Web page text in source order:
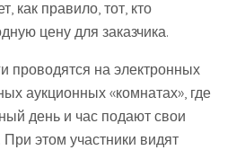
как правило, тот, кто
цену для заказчика.
проводятся на электронных
аукционных «комнатах», где
день и час подают свои
этом участники видят